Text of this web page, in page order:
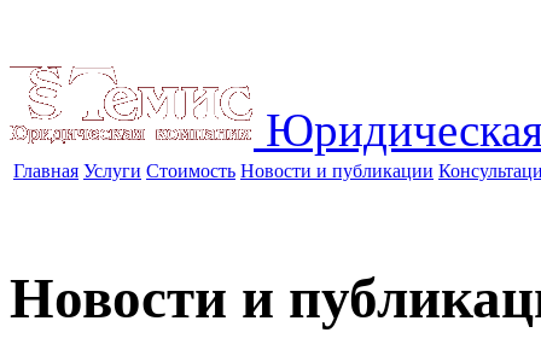
Главная Услуги Стоимость Новости и публикации
Новости и